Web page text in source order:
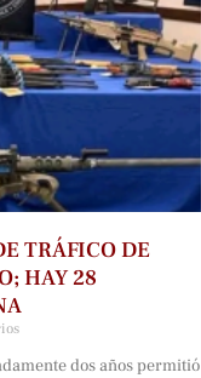
TRÁFICO DE
HAY 28
dos años permitió